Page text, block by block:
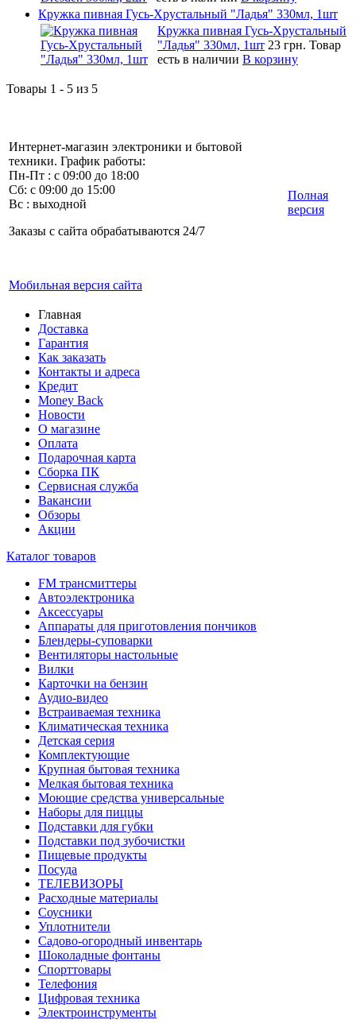
Кружка пивная Гусь-Хрустальный "Ладья" 330мл, 1шт
Кружка пивная Гусь-Хрустальный
"Ладья" 330мл, 1шт 23 грн. Товар
есть в наличии В корзину
Товары 1 - 5 из 5
Интернет-магазин электроники и бытовой
техники. График работы:
Пн-Пт : с 09:00 до 18:00
Сб: с 09:00 до 15:00
Вс : выходной
Заказы с сайта обрабатываются 24/7
Мобильная версия сайта
Полная
версия
Главная
Доставка
Гарантия
Как заказать
Контакты и адреса
Кредит
Money Back
Новости
О магазине
Оплата
Подарочная карта
Сборка ПК
Сервисная служба
Вакансии
Обзоры
Акции
Каталог товаров
FM трансмиттеры
Автоэлектроника
Аксессуары
Аппараты для приготовления пончиков
Блендеры-суповарки
Вентиляторы настольные
Вилки
Карточки на бензин
Аудио-видео
Встраиваемая техника
Климатическая техника
Детская серия
Комплектующие
Крупная бытовая техника
Мелкая бытовая техника
Моющие средства универсальные
Наборы для пиццы
Подставки для губки
Подставки под зубочистки
Пищевые продукты
Посуда
ТЕЛЕВИЗОРЫ
Расходные материалы
Соусники
Уплотнители
Садово-огородный инвентарь
Шоколадные фонтаны
Спорттовары
Телефония
Цифровая техника
Электроинструменты